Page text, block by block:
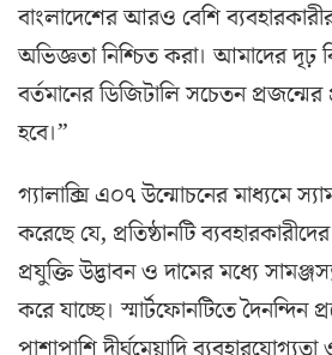
বাংলাদেশের আরও বেশি
অভিজ্ঞতা নিশ্চিত করা। আমাদের দৃঢ়
বর্তমানের ডিজিটালি সচেতন
হবে।”
গ্যালাক্সি এ০৭ উন্মোচনের মাধ্যমে
করেছে যে, প্রতিষ্ঠানটি
প্রযুক্তি উদ্ভাবন ও দামের মধ্যে
করে যাচ্ছে। স্মার্টফোনটিতে